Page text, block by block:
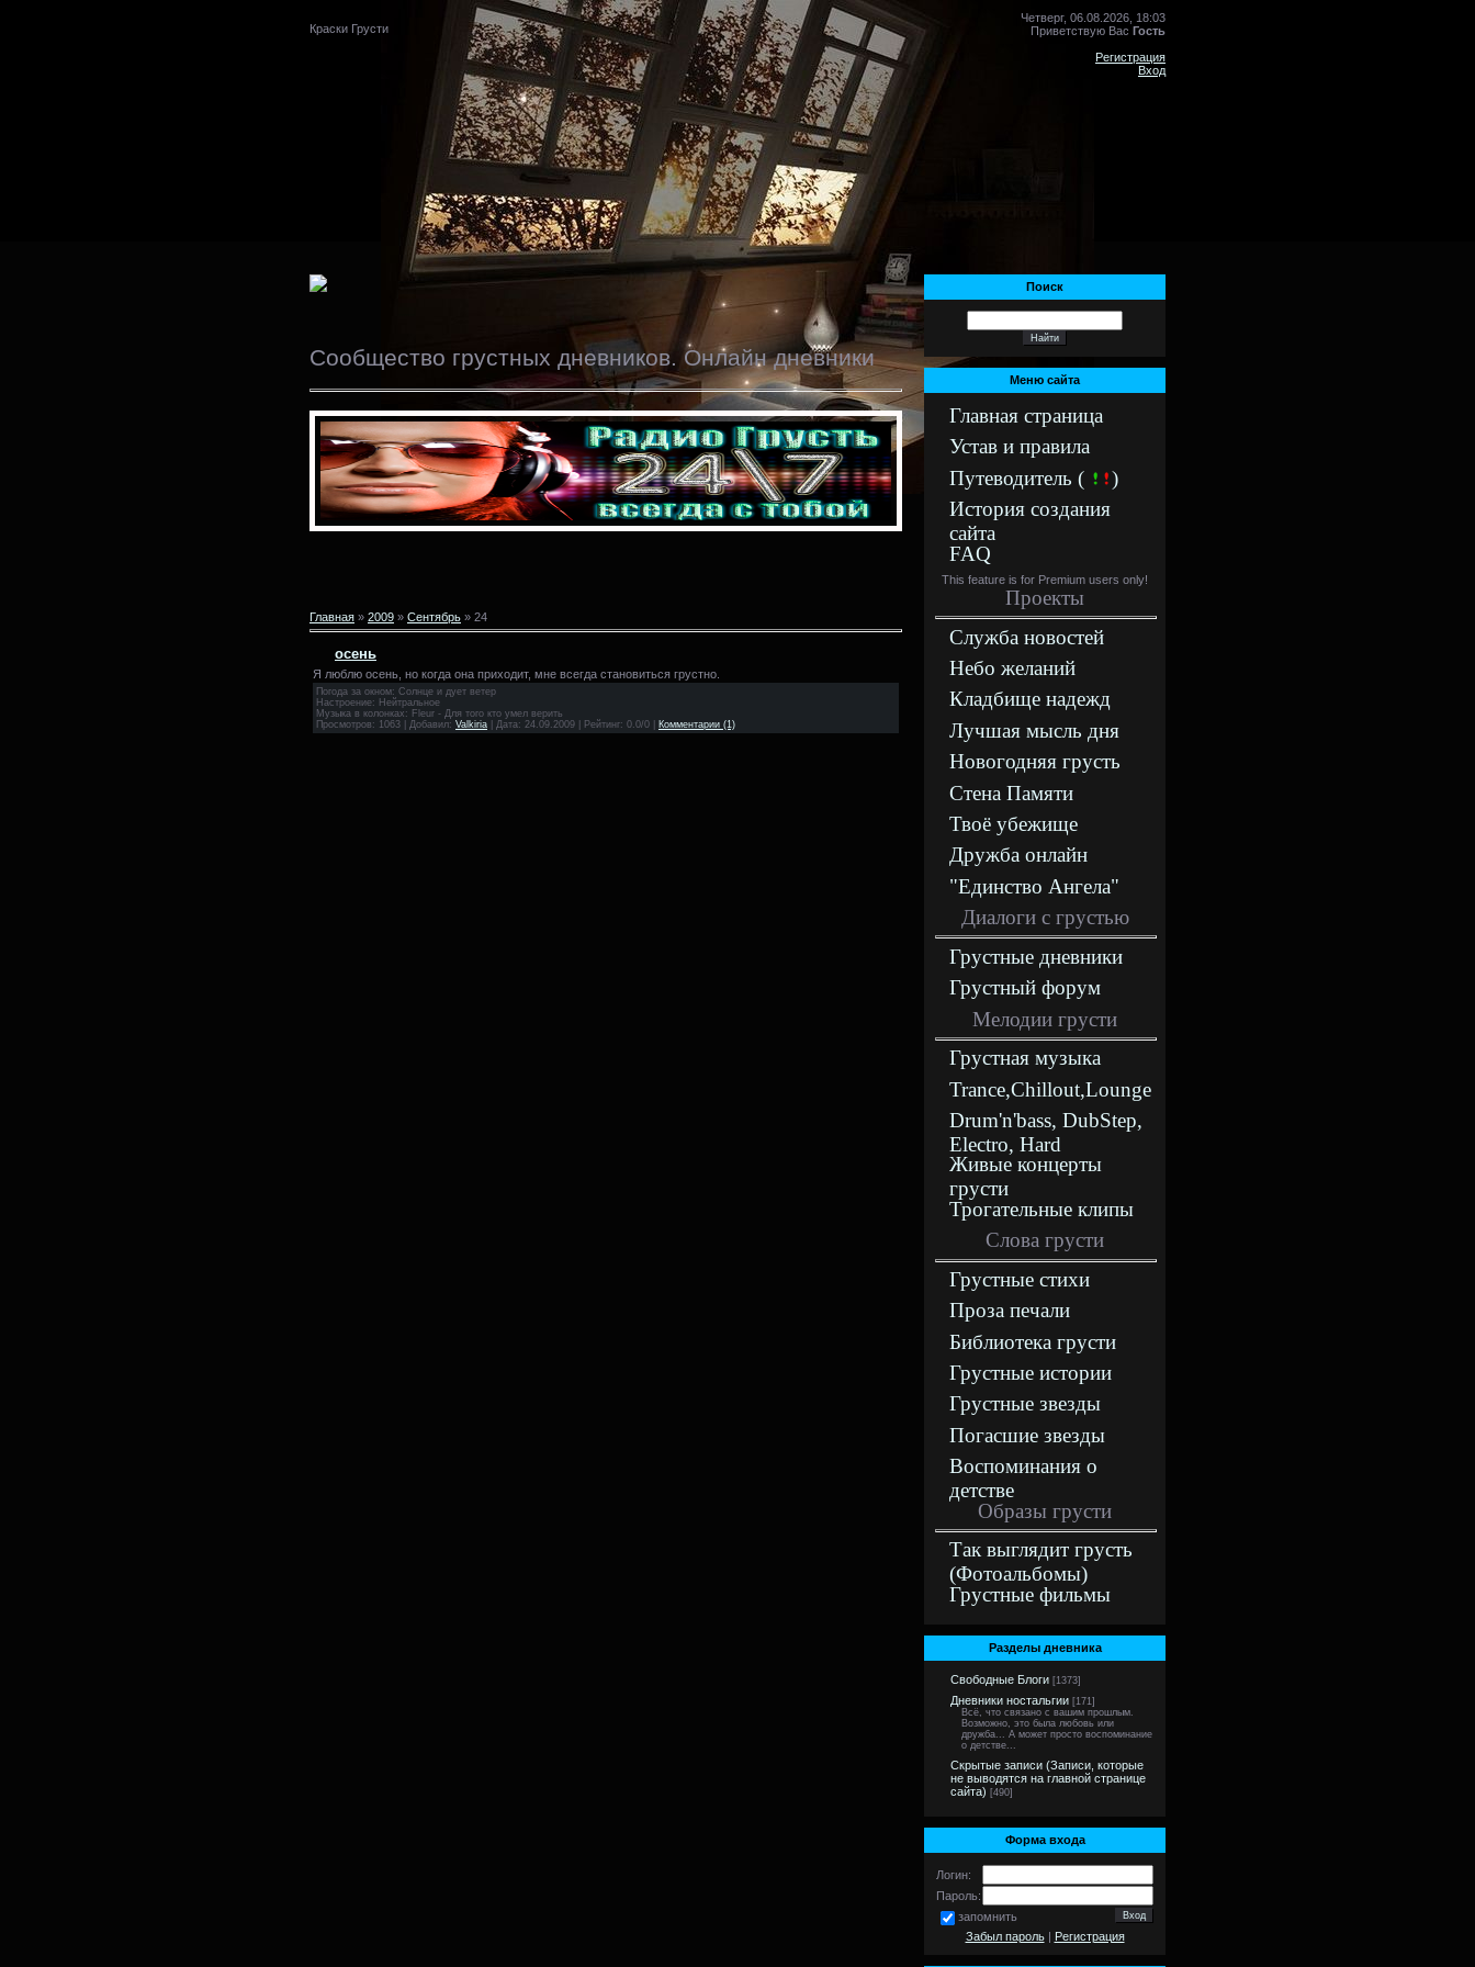
Краски Грусти
Четверг, 06.08.2026, 18:03
Приветствую Вас Гость
Регистрация
Вход
Сообщество грустных дневников. Онлайн дневники
Главная » 2009 » Сентябрь » 24
осень
Я люблю осень, но когда она приходит, мне всегда становиться грустно.
Погода за окном: Солнце и дует ветер
Настроение: Нейтральное
Музыка в колонках: Fleur - Для того кто умел верить
Просмотров: 1063 | Добавил: Valkiria | Дата: 24.09.2009 | Рейтинг: 0.0/0 | Комментарии (1)
Поиск
Меню сайта
Главная страница
Устав и правила
Путеводитель (
)
История создания
сайта
FAQ
This feature is for Premium users only!
Проекты
Служба новостей
Небо желаний
Кладбище надежд
Лучшая мысль дня
Новогодняя грусть
Стена Памяти
Твоё убежище
Дружба онлайн
"Единство Ангела"
Диалоги с грустью
Грустные дневники
Грустный форум
Мелодии грусти
Грустная музыка
Trance,Chillout,Lounge
Drum'n'bass, DubStep,
Electro, Hard
Живые концерты
грусти
Трогательные клипы
Слова грусти
Грустные стихи
Проза печали
Библиотека грусти
Грустные истории
Грустные звезды
Погасшие звезды
Воспоминания о
детстве
Образы грусти
Так выглядит грусть
(Фотоальбомы)
Грустные фильмы
Разделы дневника
Свободные Блоги [1373]
Дневники ностальгии [171]
Всё, что связано с вашим прошлым.
Возможно, это была любовь или
дружба... А может просто воспоминание
о детстве...
Скрытые записи (Записи, которые
не выводятся на главной странице
сайта) [490]
Форма входа
Логин:
Пароль:
запомнить
Забыл пароль| Регистрация